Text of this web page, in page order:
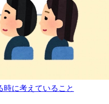
に考えていること